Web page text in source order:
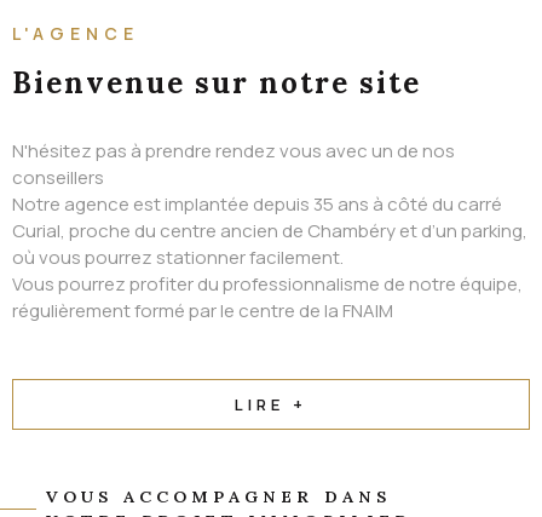
L'AGENCE
Bienvenue sur notre site
N'hésitez pas à prendre rendez vous avec un de nos
conseillers
Notre agence est implantée depuis 35 ans à côté du carré
Curial, proche du centre ancien de Chambéry et d’un parking,
où vous pourrez stationner facilement.
Vous pourrez profiter du professionnalisme de notre équipe,
régulièrement formé par le centre de la FNAIM
LIRE +
VOUS ACCOMPAGNER DANS